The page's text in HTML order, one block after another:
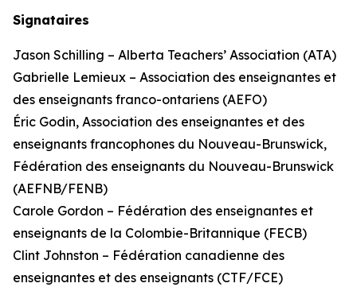
Signataires
Jason Schilling – Alberta Teachers’ Association (ATA)
Gabrielle Lemieux – Association des enseignantes et
des enseignants franco-ontariens (AEFO)
Éric Godin, Association des enseignantes et des
enseignants francophones du Nouveau-Brunswick,
Fédération des enseignants du Nouveau-Brunswick
(AEFNB/FENB)
Carole Gordon – Fédération des enseignantes et
enseignants de la Colombie-Britannique (FECB)
Clint Johnston – Fédération canadienne des
enseignantes et des enseignants (CTF/FCE)